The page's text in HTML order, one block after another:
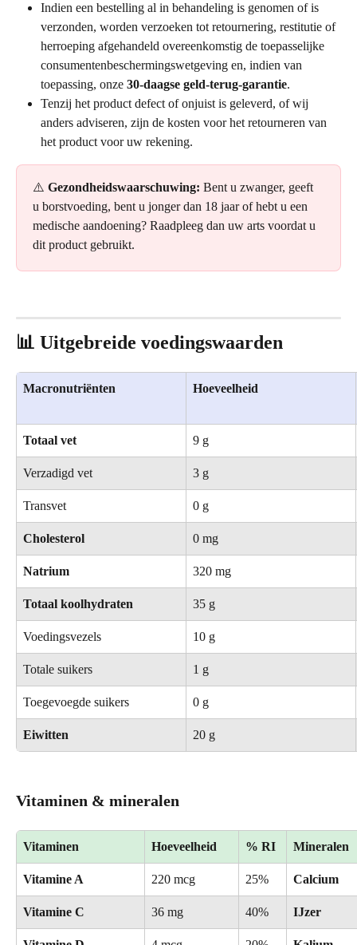
Indien een bestelling al in behandeling is genomen of is
verzonden, worden verzoeken tot retournering, restitutie of
herroeping afgehandeld overeenkomstig de toepasselijke
consumentenbeschermingswetgeving en, indien van
toepassing, onze 30-daagse geld-terug-garantie.
Tenzij het product defect of onjuist is geleverd, of wij
anders adviseren, zijn de kosten voor het retourneren van
het product voor uw rekening.
⚠️ Gezondheidswaarschuwing: Bent u zwanger, geeft
u borstvoeding, bent u jonger dan 18 jaar of hebt u een
medische aandoening? Raadpleeg dan uw arts voordat u
dit product gebruikt.
📊 Uitgebreide voedingswaarden
Macronutriënten Hoeveelheid
Totaal vet 9 g
Verzadigd vet 3 g
Transvet 0 g
Cholesterol 0 mg
Natrium 320 mg
Totaal koolhydraten 35 g
Voedingsvezels 10 g
Totale suikers 1 g
Toegevoegde suikers 0 g
Eiwitten 20 g
Vitaminen & mineralen
Vitaminen Hoeveelheid % RI Mineralen
Vitamine A 220 mcg 25% Calcium
Vitamine C 36 mg 40% IJzer